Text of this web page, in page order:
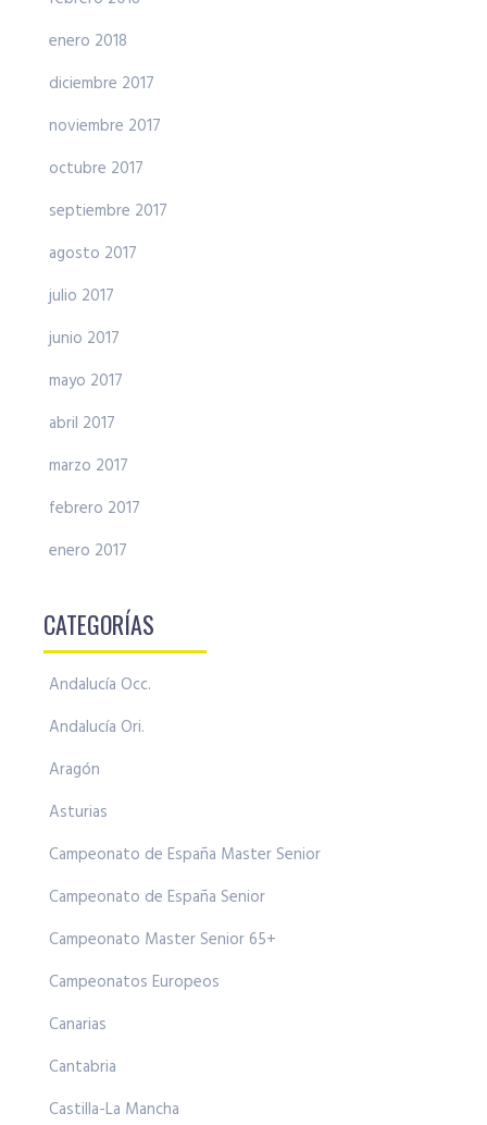
enero 2018
diciembre 2017
noviembre 2017
octubre 2017
septiembre 2017
agosto 2017
julio 2017
junio 2017
mayo 2017
abril 2017
marzo 2017
febrero 2017
enero 2017
CATEGORÍAS
Andalucía Occ.
Andalucía Ori.
Aragón
Asturias
Campeonato de España Master Senior
Campeonato de España Senior
Campeonato Master Senior 65+
Campeonatos Europeos
Canarias
Cantabria
Castilla-La Mancha